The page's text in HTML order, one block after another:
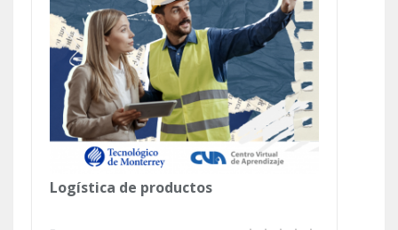
Logística de productos